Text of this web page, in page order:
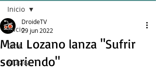
Inicio
Cine
Música
Inicio
Mau Lozano lanza "Sufrir
sonriendo"
DroideTV
29 jun 2022